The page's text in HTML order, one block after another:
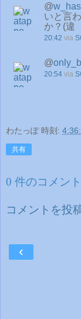
@
いと言
か？(違
20:42 via
@
20:54 via
わたっぽ 時刻:
共有
0 件のコメン
コメントを投
‹